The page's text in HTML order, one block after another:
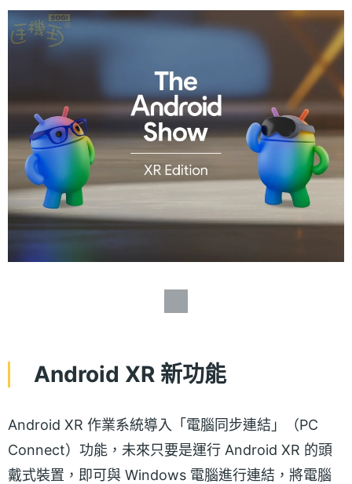
Android XR 新功能
Android XR 作業系統導入「電腦同步連結」（PC
Connect）功能，未來只要是運行 Android XR 的頭
戴式裝置，即可與 Windows 電腦進行連結，將電腦